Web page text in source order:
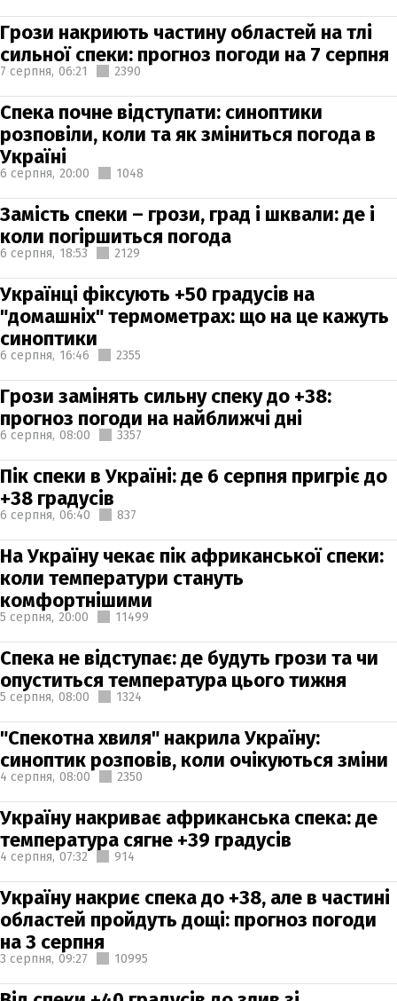
Грози накриють частину областей на тлі
сильної спеки: прогноз погоди на 7 серпня
7 серпня, 06:21 2390
Спека почне відступати: синоптики
розповіли, коли та як зміниться погода в
Україні
6 серпня, 20:00 1048
Замість спеки – грози, град і шквали: де і
коли погіршиться погода
6 серпня, 18:53 2129
Українці фіксують +50 градусів на
"домашніх" термометрах: що на це кажуть
синоптики
6 серпня, 16:46 2355
Грози замінять сильну спеку до +38:
прогноз погоди на найближчі дні
6 серпня, 08:00 3357
Пік спеки в Україні: де 6 серпня пригріє до
+38 градусів
6 серпня, 06:40 837
На Україну чекає пік африканської спеки:
коли температури стануть
комфортнішими
5 серпня, 20:00 11499
Спека не відступає: де будуть грози та чи
опуститься температура цього тижня
5 серпня, 08:00 1324
"Спекотна хвиля" накрила Україну:
синоптик розповів, коли очікуються зміни
4 серпня, 08:00 2350
Україну накриває африканська спека: де
температура сягне +39 градусів
4 серпня, 07:32 914
Україну накриє спека до +38, але в частині
областей пройдуть дощі: прогноз погоди
на 3 серпня
3 серпня, 09:27 10995